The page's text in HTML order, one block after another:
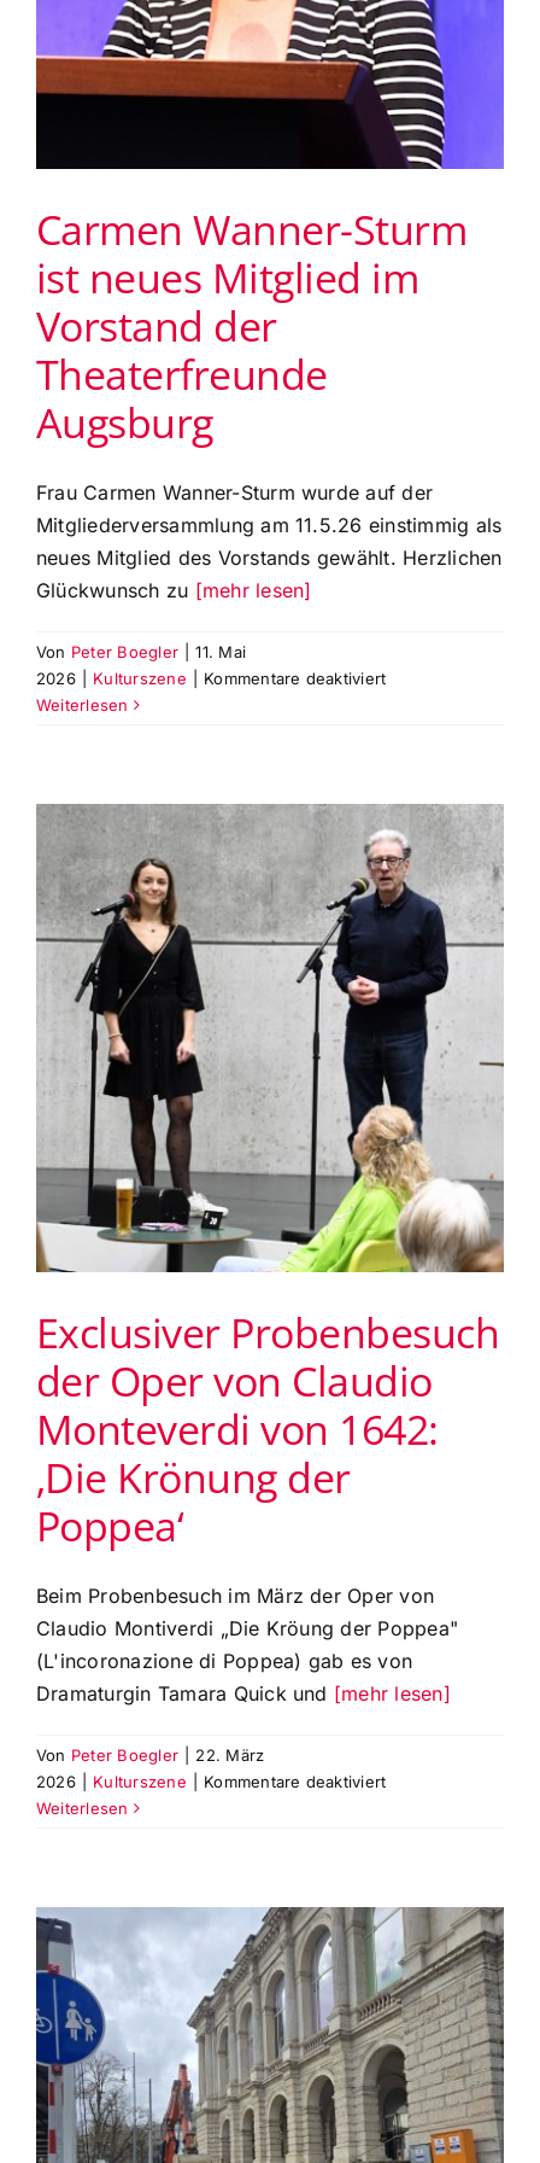
Carmen Wanner-Sturm
ist neues Mitglied im
Vorstand der
Theaterfreunde
Augsburg
Frau Carmen Wanner-Sturm wurde auf der
Mitgliederversammlung am 11.5.26 einstimmig als
neues Mitglied des Vorstands gewählt. Herzlichen
Glückwunsch zu [mehr lesen]
Von Peter Boegler
11. Mai
2026
Kulturszene Kommentare deaktiviertfür
neues
Mitglied
im
Vorstand
der
Theaterfreunde
Augsburg
Weiterlesen
Exclusiver Probenbesuch
der Oper von Claudio
Monteverdi von 1642:
‚Die Krönung der
Poppea‘
Beim Probenbesuch im März der Oper von
Claudio Montiverdi „Die Kröung der Poppea"
(L'incoronazione di Poppea) gab es von
Dramaturgin Tamara Quick und [mehr lesen]
Von Peter Boegler
22. März
2026
Kulturszene Kommentare deaktiviertfür
von
Claudio
Monteverdi
von
1642:
‚Die
Krönung
der
Poppea‘
Weiterlesen